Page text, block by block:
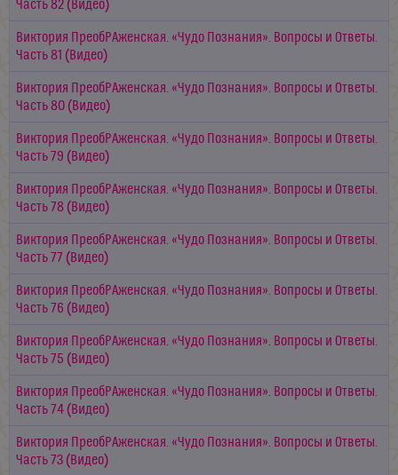
Часть 82 (Видео)
Виктория ПреобРАженская. «Чудо Познания». Вопросы и Ответы.
Часть 81 (Видео)
Виктория ПреобРАженская. «Чудо Познания». Вопросы и Ответы.
Часть 80 (Видео)
Виктория ПреобРАженская. «Чудо Познания». Вопросы и Ответы.
Часть 79 (Видео)
Виктория ПреобРАженская. «Чудо Познания». Вопросы и Ответы.
Часть 78 (Видео)
Виктория ПреобРАженская. «Чудо Познания». Вопросы и Ответы.
Часть 77 (Видео)
Виктория ПреобРАженская. «Чудо Познания». Вопросы и Ответы.
Часть 76 (Видео)
Виктория ПреобРАженская. «Чудо Познания». Вопросы и Ответы.
Часть 75 (Видео)
Виктория ПреобРАженская. «Чудо Познания». Вопросы и Ответы.
Часть 74 (Видео)
Виктория ПреобРАженская. «Чудо Познания». Вопросы и Ответы.
Часть 73 (Видео)